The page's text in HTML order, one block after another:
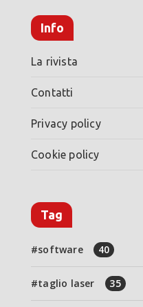
Info
La rivista
Contatti
Privacy policy
Cookie policy
Tag
software 40
taglio laser 35